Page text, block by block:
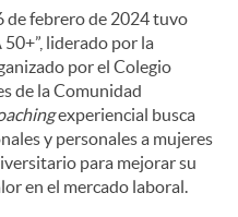
de febrero de 2024 tuvo
liderado por la
por el Colegio
de la Comunidad
experiencial busca
y personales a mujeres
para mejorar su
en el mercado laboral.